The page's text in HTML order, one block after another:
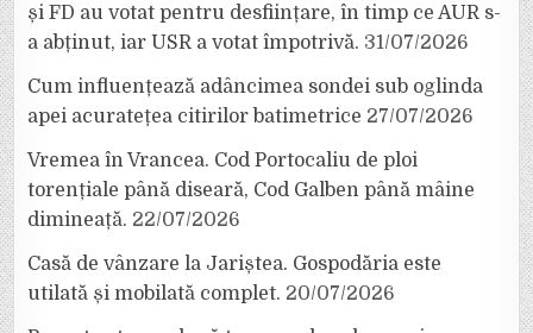
și FD au votat pentru desființare, în timp ce AUR s-
a abținut, iar USR a votat împotrivă. 31/07/2026
Cum influențează adâncimea sondei sub oglinda
apei acuratețea citirilor batimetrice 27/07/2026
Vremea în Vrancea. Cod Portocaliu de ploi
torențiale până diseară, Cod Galben până mâine
dimineață. 22/07/2026
Casă de vânzare la Jariștea. Gospodăria este
utilată și mobilată complet. 20/07/2026